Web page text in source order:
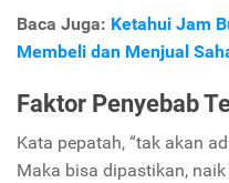
Baca Juga: Ketahui Jam
Membeli dan Menjual
Faktor Penyebab
Kata pepatah, “tak akan
Maka bisa dipastikan,